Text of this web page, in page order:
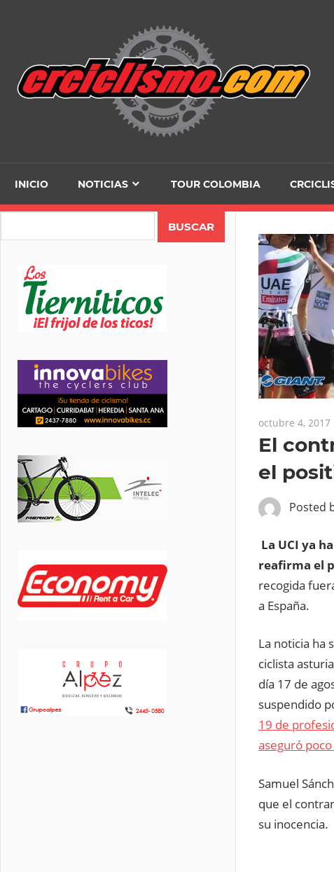
INICIO NOTICIAS TOUR COLOMBIA
octubre 4, 2017
El
el
Posted
La UCI ya
reafirma el
recogida
a España.
La noticia ha
ciclista
día 17 de
suspendido
19 de
aseguró
Samuel
que el
su inocencia.